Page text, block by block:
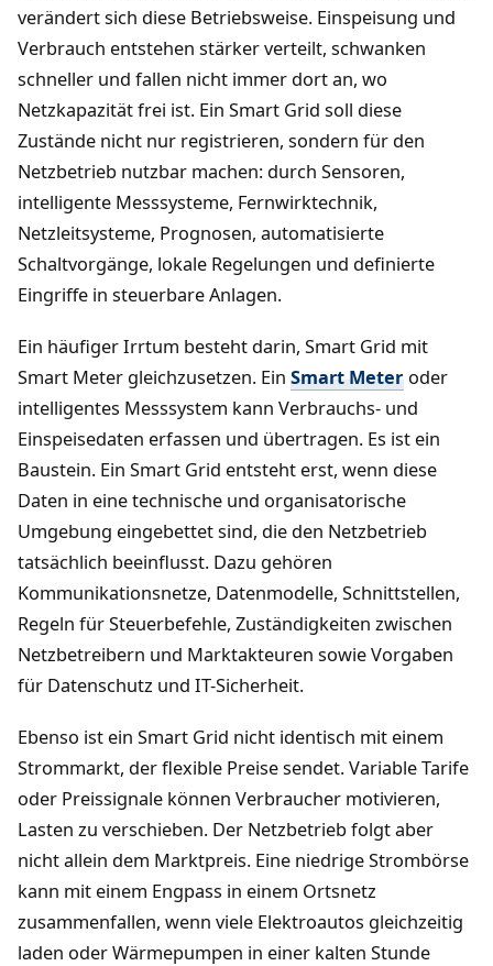
verändert sich diese Betriebsweise. Einspeisung und
Verbrauch entstehen stärker verteilt, schwanken
schneller und fallen nicht immer dort an, wo
Netzkapazität frei ist. Ein Smart Grid soll diese
Zustände nicht nur registrieren, sondern für den
Netzbetrieb nutzbar machen: durch Sensoren,
intelligente Messsysteme, Fernwirktechnik,
Netzleitsysteme, Prognosen, automatisierte
Schaltvorgänge, lokale Regelungen und definierte
Eingriffe in steuerbare Anlagen.
Ein häufiger Irrtum besteht darin, Smart Grid mit
Smart Meter gleichzusetzen. Ein Smart Meter oder
intelligentes Messsystem kann Verbrauchs- und
Einspeisedaten erfassen und übertragen. Es ist ein
Baustein. Ein Smart Grid entsteht erst, wenn diese
Daten in eine technische und organisatorische
Umgebung eingebettet sind, die den Netzbetrieb
tatsächlich beeinflusst. Dazu gehören
Kommunikationsnetze, Datenmodelle, Schnittstellen,
Regeln für Steuerbefehle, Zuständigkeiten zwischen
Netzbetreibern und Marktakteuren sowie Vorgaben
für Datenschutz und IT-Sicherheit.
Ebenso ist ein Smart Grid nicht identisch mit einem
Strommarkt, der flexible Preise sendet. Variable Tarife
oder Preissignale können Verbraucher motivieren,
Lasten zu verschieben. Der Netzbetrieb folgt aber
nicht allein dem Marktpreis. Eine niedrige Strombörse
kann mit einem Engpass in einem Ortsnetz
zusammenfallen, wenn viele Elektroautos gleichzeitig
laden oder Wärmepumpen in einer kalten Stunde